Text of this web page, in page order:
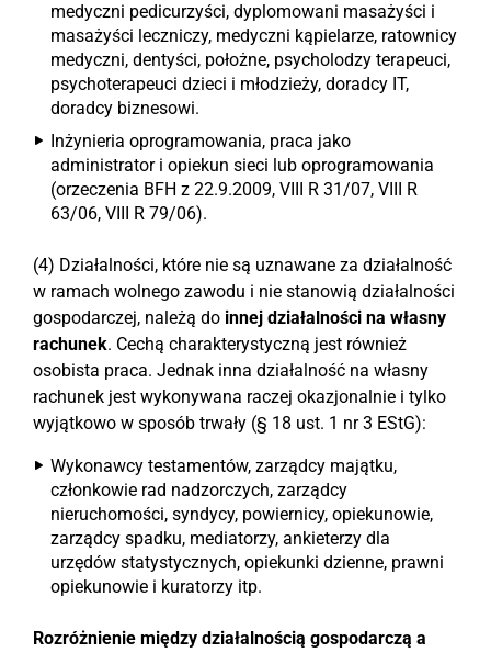
medyczni pedicurzyści, dyplomowani masażyści i
masażyści leczniczy, medyczni kąpielarze, ratownicy
medyczni, dentyści, położne, psycholodzy terapeuci,
psychoterapeuci dzieci i młodzieży, doradcy IT,
doradcy biznesowi.
Inżynieria oprogramowania, praca jako
administrator i opiekun sieci lub oprogramowania
(orzeczenia BFH z 22.9.2009, VIII R 31/07, VIII R
63/06, VIII R 79/06).
(4) Działalności, które nie są uznawane za działalność
w ramach wolnego zawodu i nie stanowią działalności
gospodarczej, należą do innej działalności na własny
rachunek. Cechą charakterystyczną jest również
osobista praca. Jednak inna działalność na własny
rachunek jest wykonywana raczej okazjonalnie i tylko
wyjątkowo w sposób trwały (§ 18 ust. 1 nr 3 EStG):
Wykonawcy testamentów, zarządcy majątku,
członkowie rad nadzorczych, zarządcy
nieruchomości, syndycy, powiernicy, opiekunowie,
zarządcy spadku, mediatorzy, ankieterzy dla
urzędów statystycznych, opiekunki dzienne, prawni
opiekunowie i kuratorzy itp.
Rozróżnienie między działalnością gospodarczą a